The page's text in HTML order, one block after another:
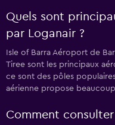
Quels sont
par Loganair ?
Isle of Barra Aéroport de
Tiree sont les principaux
ce sont des pôles
aérienne propose
Comment